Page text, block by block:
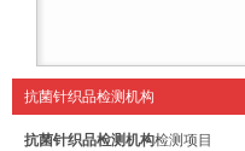
抗菌针织品检测机构
抗菌针织品检测机构检测项目